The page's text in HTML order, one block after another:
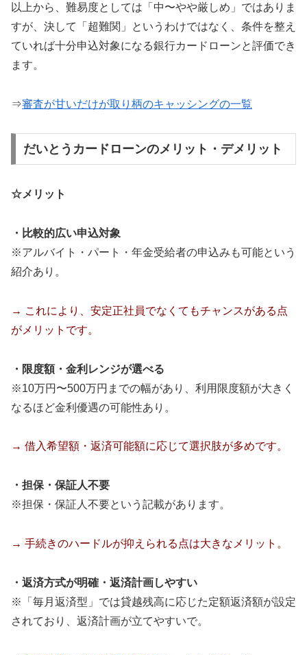
以上から、難易度としては「中〜やや厳しめ」ではありま
すが、決して「超難関」というわけではなく、条件を整え
ていれば十分申込対象になる銀行カードローンと評価でき
ます。
⇒審査が甘いだけが取り柄のキャッシングの一覧
だいとうカードローンのメリット・デメリット
☆メリット
・比較的広い申込対象
※アルバイト・パート・年金受給者の申込みも可能という
紹介あり。
→ これにより、安定正社員でなくてもチャンスがある点
がメリットです。
・限度額・金利レンジが選べる
※10万円〜500万円までの幅があり、利用限度額が大きく
なるほど金利優遇の可能性あり。
→ 借入希望額・返済可能額に応じて選択肢が多めです。
・担保・保証人不要
※担保・保証人不要という記載があります。
→ 手続きのハードルが抑えられる点は大きなメリット。
・返済方式が明確・返済計画しやすい
※「毎月返済型」では貸越残高に応じた定額返済額が設定
されており、返済計画が立てやすいで。